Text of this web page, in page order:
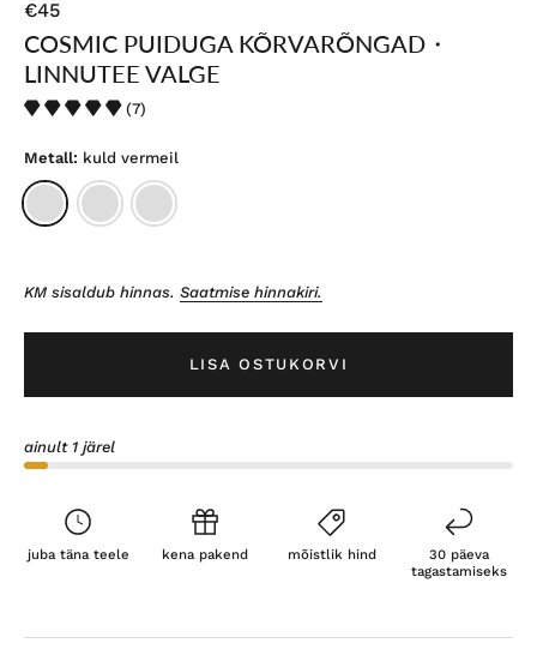
€45
COSMIC PUIDUGA KÕRVARÕNGAD・
LINNUTEE VALGE
(7)
Metall: kuld vermeil
KM sisaldub hinnas. Saatmise hinnakiri.
LISA OSTUKORVI
ainult 1 järel
juba täna teele kena pakend mõistlik hind
30 päeva
tagastamiseks